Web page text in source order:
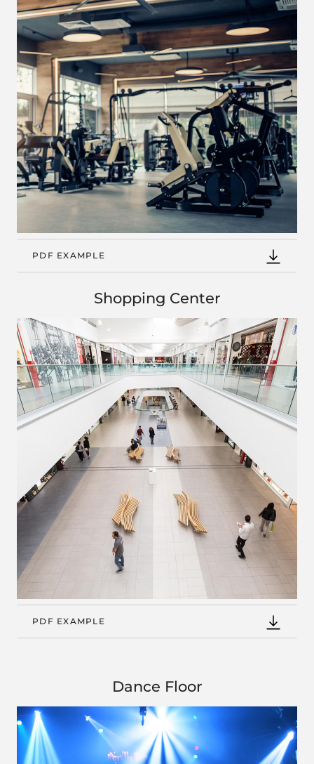
PDF EXAMPLE
Shopping Center
PDF EXAMPLE
Dance Floor